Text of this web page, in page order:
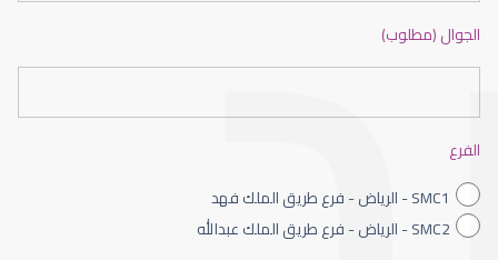
الجوال (مطلوب)
الفرع
SMC1 - الرياض - فرع طريق الملك فهد
SMC2 - الرياض - فرع طريق الملك عبدالله